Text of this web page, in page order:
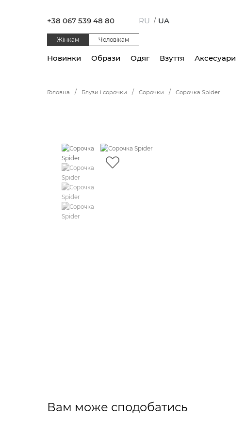
+38 067 539 48 80 RU / UA
Жінкам Чоловікам
Одяг Взуття Аксесуари
Новинки Образи
Головна Блузи і сорочки Сорочки Сорочка Spider
Вам може сподобатись